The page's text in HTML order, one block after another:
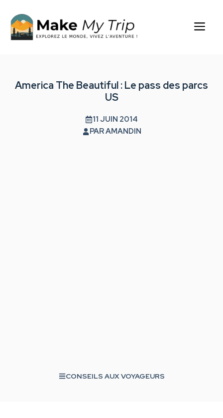
contenu
America The Beautiful : Le pass des parcs
US
11 JUIN 2014
PARAMANDIN
CONSEILS AUX VOYAGEURS